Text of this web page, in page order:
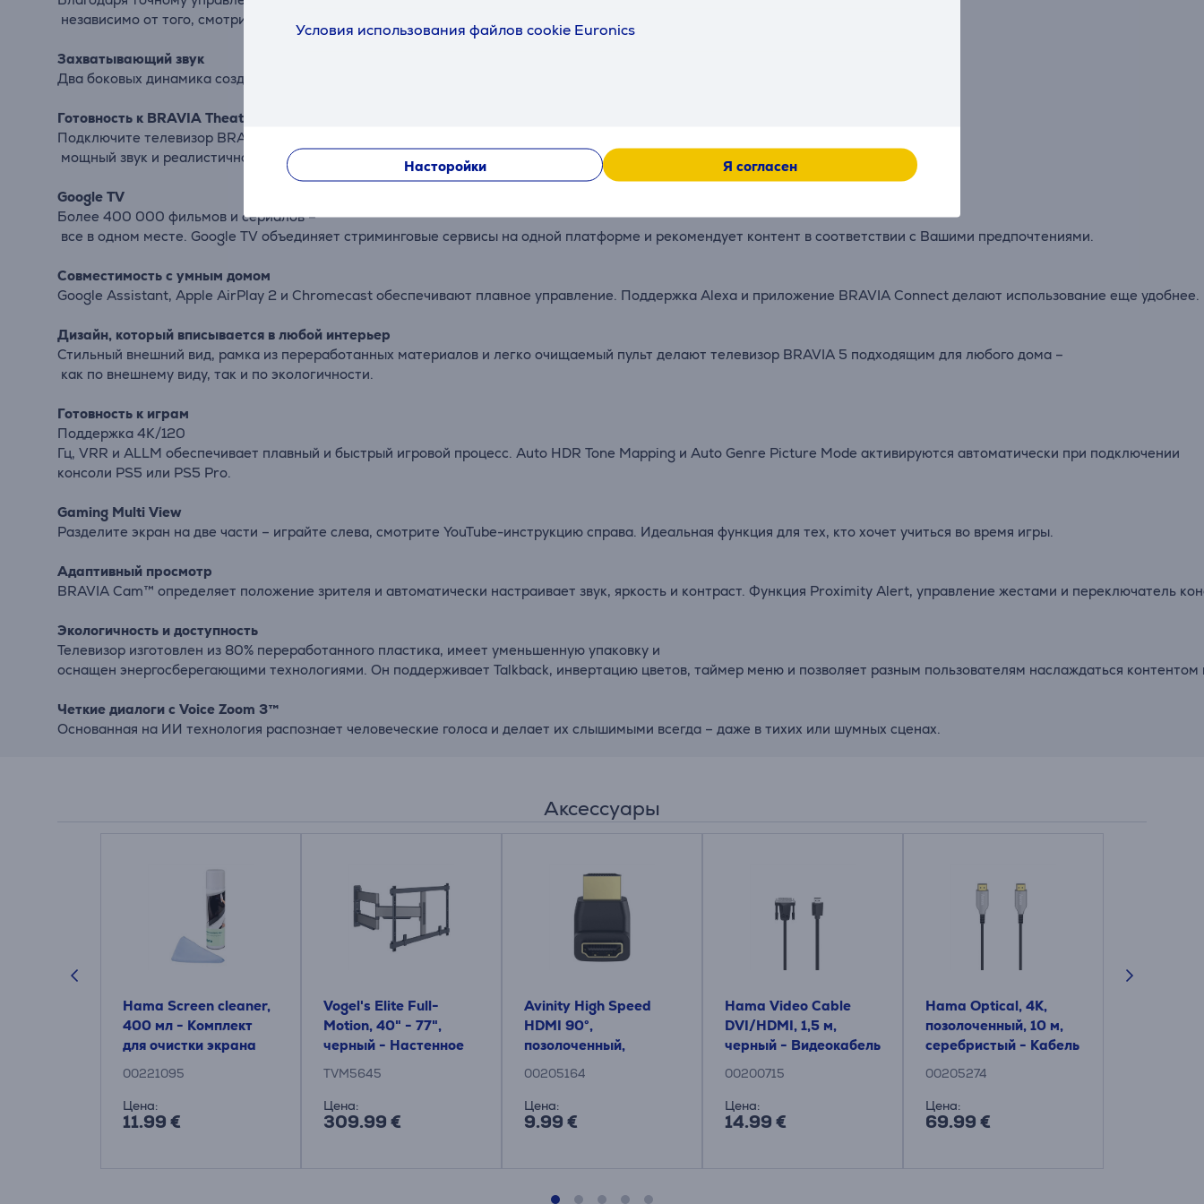
Условия использования файлов cookie Euronics
Насторойки Я согласен
независимо от того, смотрите
Захватывающий звук
Два боковых динамика создают
Готовность к BRAVIA Theatre
Подключите телевизор BRAVIA
мощный звук и реалистичное изображение
Google TV
Более 400 000 фильмов и сериалов –
все в одном месте. Google TV объединяет стриминговые сервисы на одной платформе и рекомендует контент в соответствии с Вашими предпочтениями.
Совместимость с умным домом
Google Assistant, Apple AirPlay 2 и Chromecast обеспечивают плавное управление. Поддержка Alexa и приложение BRAVIA Connect делают использование еще удобнее.
Дизайн, который вписывается в любой интерьер
Стильный внешний вид, рамка из переработанных материалов и легко очищаемый пульт делают телевизор BRAVIA 5 подходящим для любого дома –
как по внешнему виду, так и по экологичности.
Готовность к играм
Поддержка 4K/120
Гц, VRR и ALLM обеспечивает плавный и быстрый игровой процесс. Auto HDR Tone Mapping и Auto Genre Picture Mode активируются автоматически при подключении
консоли PS5 или PS5 Pro.
Gaming Multi View
Разделите экран на две части – играйте слева, смотрите YouTube-инструкцию справа. Идеальная функция для тех, кто хочет учиться во время игры.
Адаптивный просмотр
BRAVIA Cam™ определяет положение зрителя и автоматически настраивает звук, яркость и контраст. Функция Proximity Alert, управление жестами и переключатель
Экологичность и доступность
Телевизор изготовлен из 80% переработанного пластика, имеет уменьшенную упаковку и
оснащен энергосберегающими технологиями. Он поддерживает Talkback, инвертацию цветов, таймер меню и позволяет разным пользователям наслаждаться контентом
Четкие диалоги с Voice Zoom 3™
Основанная на ИИ технология распознает человеческие голоса и делает их слышимыми всегда – даже в тихих или шумных сценах.
Аксессуары
Hama Screen cleaner,
400 мл - Комплект
для очистки экрана
00221095
Цена:
11.99 €
Vogel's Elite Full-
Motion, 40" - 77",
черный - Настенное
крепление для
TVM5645
Цена:
309.99 €
Avinity High Speed ​​
HDMI 90°,
позолоченный,
черный - Адаптер
00205164
Цена:
9.99 €
Hama Video Cable
DVI/HDMI, 1,5 м,
черный - Видеокабель
00200715
Цена:
14.99 €
Hama Optical, 4K,
позолоченный, 10 м,
серебристый - Кабель
HDMI 2.0b
00205274
Цена:
69.99 €